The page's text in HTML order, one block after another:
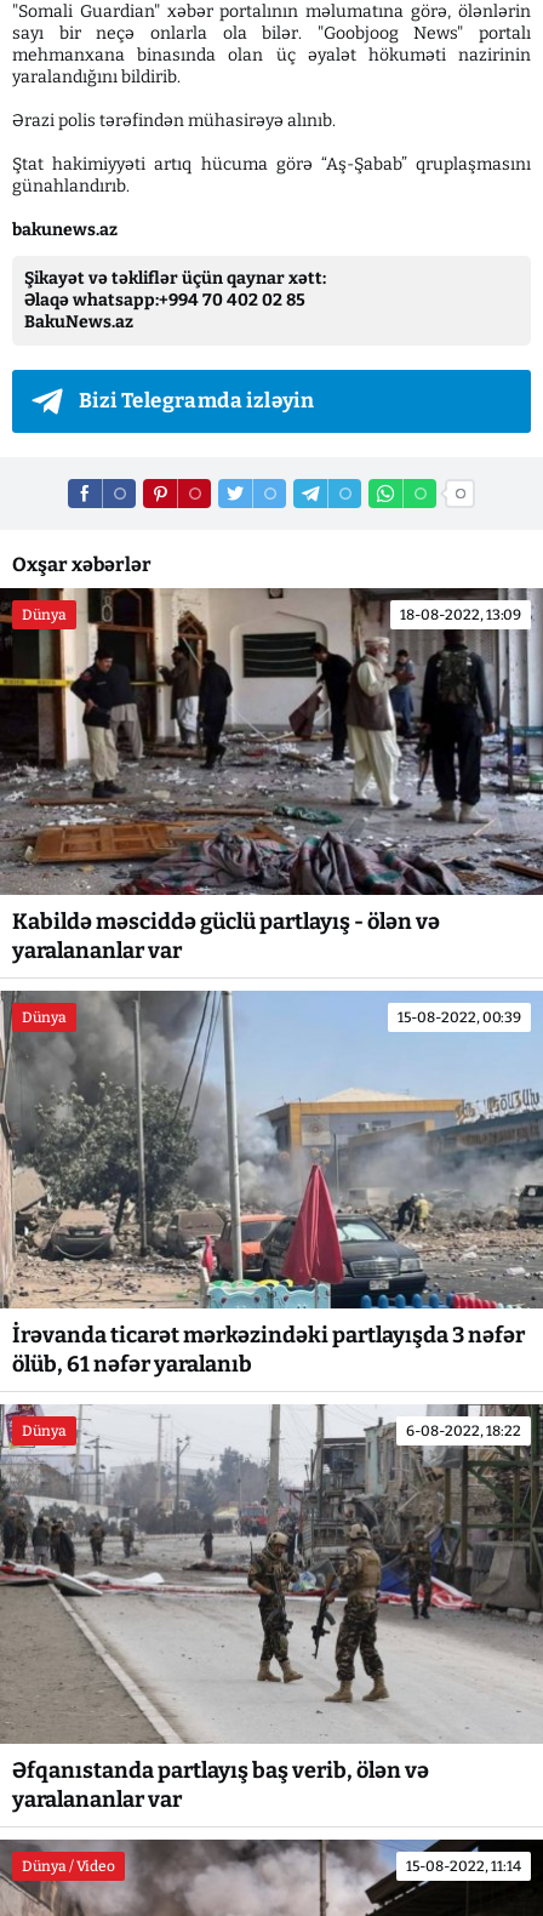
"Somali Guardian" xəbər portalının məlumatına görə, ölənlərin
sayı bir neçə onlarla ola bilər. "Goobjoog News" portalı
mehmanxana binasında olan üç əyalət hökuməti nazirinin
yaralandığını bildirib.
Ərazi polis tərəfindən mühasirəyə alınıb.
Ştat hakimiyyəti artıq hücuma görə “Aş-Şabab” qruplaşmasını
günahlandırıb.
bakunews.az
Şikayət və təkliflər üçün qaynar xətt:
Əlaqə whatsapp:+994 70 402 02 85
BakuNews.az
Bizi Telegramda izləyin
Oxşar xəbərlər
Dünya 18-08-2022, 13:09
Kabildə məsciddə güclü partlayış - ölən və
yaralananlar var
Dünya 15-08-2022, 00:39
İrəvanda ticarət mərkəzindəki partlayışda 3 nəfər
ölüb, 61 nəfər yaralanıb
Dünya 6-08-2022, 18:22
Əfqanıstanda partlayış baş verib, ölən və
yaralananlar var
Dünya / Video 15-08-2022, 11:14